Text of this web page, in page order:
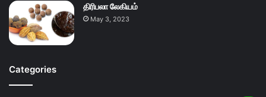
திரிபலா லேகியம்
May 3, 2023
Categories